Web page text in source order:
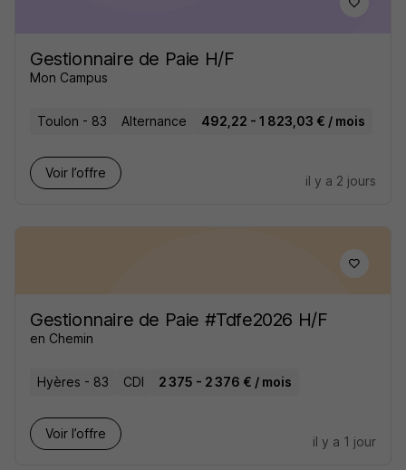
Gestionnaire de Paie H/F
Mon Campus
Toulon - 83 Alternance 492,22 - 1 823,03 € / mois
Voir l’offre
il y a 2 jours
Gestionnaire de Paie #Tdfe2026 H/F
en Chemin
Hyères - 83 CDI 2 375 - 2 376 € / mois
Voir l’offre
il y a 1 jour